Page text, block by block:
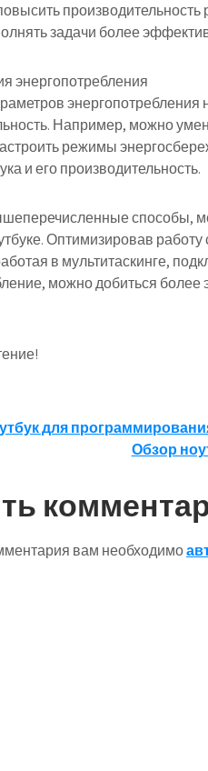
задачи более
энергопотребления
энергопотребления
Например, можно
режимы
и его производительность.
способы,
Оптимизировав
в мультитаскинге,
можно добиться
для
Обзор
вам необходимо